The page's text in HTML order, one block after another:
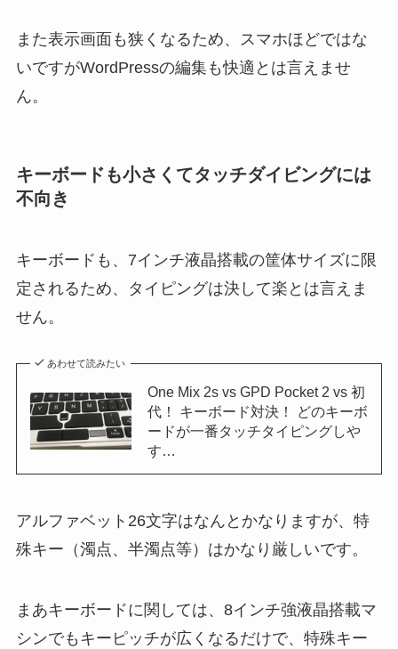
また表示画面も狭くなるため、スマホほどではな
いですがWordPressの編集も快適とは言えませ
ん。
キーボードも小さくてタッチダイビングには
不向き
キーボードも、7インチ液晶搭載の筐体サイズに限
定されるため、タイピングは決して楽とは言えま
せん。
あわせて読みたい
One Mix 2s vs GPD Pocket 2 vs 初
代！ キーボード対決！ どのキーボ
ードが一番タッチタイピングしや
す…
アルファベット26文字はなんとかなりますが、特
殊キー（濁点、半濁点等）はかなり厳しいです。
まあキーボードに関しては、8インチ強液晶搭載マ
シンでもキーピッチが広くなるだけで、特殊キー